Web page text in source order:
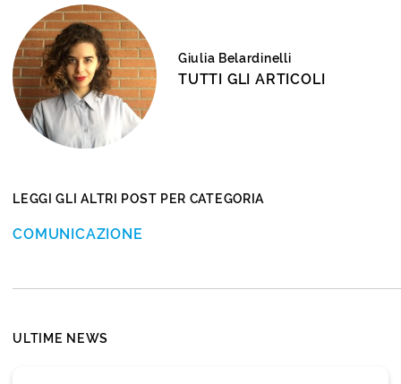
Giulia Belardinelli
TUTTI GLI ARTICOLI
LEGGI GLI ALTRI POST PER CATEGORIA
COMUNICAZIONE
ULTIME NEWS